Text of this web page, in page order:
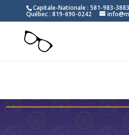
Capitale-Nationale : 581-983-
Québec : 819-690-0242